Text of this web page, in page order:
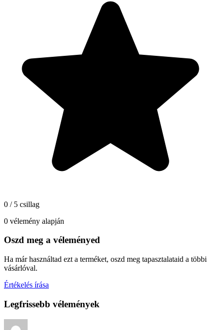
0 / 5 csillag
0 vélemény alapján
Oszd meg a véleményed
Ha már használtad ezt a terméket, oszd meg tapasztalataid a többi
vásárlóval.
Értékelés írása
Legfrissebb vélemények